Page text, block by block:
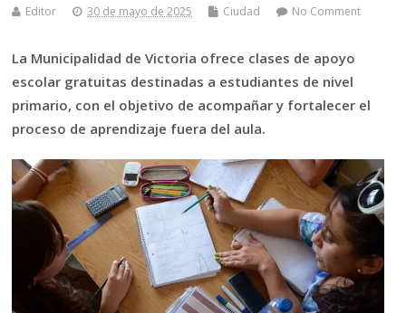
Editor 30 de mayo de 2025 Ciudad No Comment
La Municipalidad de Victoria ofrece clases de apoyo
escolar gratuitas destinadas a estudiantes de nivel
primario, con el objetivo de acompañar y fortalecer el
proceso de aprendizaje fuera del aula.